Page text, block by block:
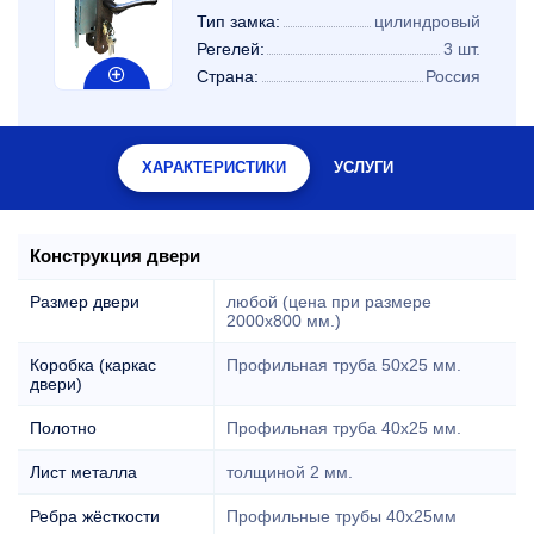
Тип замка:
цилиндровый
Регелей:
3 шт.
Страна:
Россия
ХАРАКТЕРИСТИКИ УСЛУГИ
Конструкция двери
Размер двери
любой (цена при размере
2000x800 мм.)
Коробка (каркас
двери)
Профильная труба 50х25 мм.
Полотно Профильная труба 40х25 мм.
Лист металла толщиной 2 мм.
Ребра жёсткости Профильные трубы 40х25мм